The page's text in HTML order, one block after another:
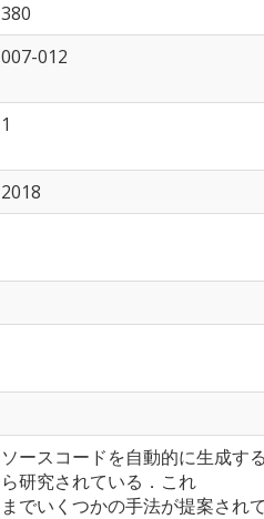
380
007-012
1
2018
ソースコードを自動的に生成す
ら研究されている．これ
までいくつかの手法が提案され